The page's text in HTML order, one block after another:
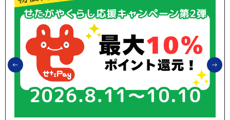
前のスライドを表示